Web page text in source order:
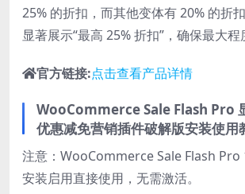
25% 的折扣，而其他变体有 20% 的折
显著展示“最高 25% 折扣”，确保最大程
官方链接:点击查看产品详情
WooCommerce Sale Flash Pro
优惠减免营销插件破解版安装使用
注意：WooCommerce Sale Flash Pro
安装启用直接使用，无需激活。